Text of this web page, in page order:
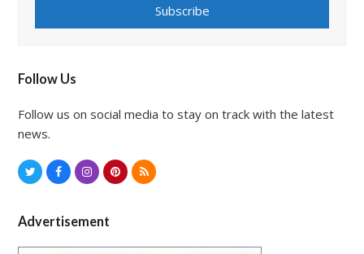
Subscribe
Follow Us
Follow us on social media to stay on track with the latest
news.
T
i
t
c
e
s
t
P
t
R
Advertisement